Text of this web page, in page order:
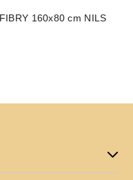
160x80 cm NILS